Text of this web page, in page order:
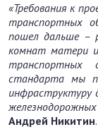
«Требования к
транспортных
пошел дальше –
комнат матери и
транспортных
стандарта мы
инфраструктуру
Андрей Никитин.